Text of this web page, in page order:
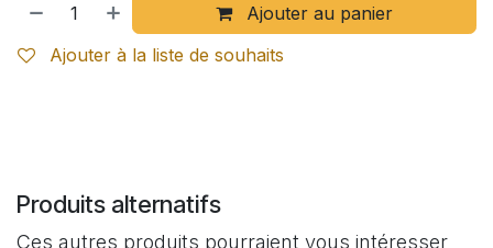
Ajouter au panier
Ajouter à la liste de souhaits
Produits alternatifs
Ces autres produits pourraient vous intéresser